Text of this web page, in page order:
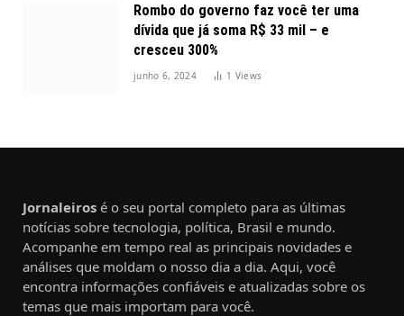
Rombo do governo faz você ter uma
dívida que já soma R$ 33 mil – e
cresceu 300%
junho 6, 2024 1 Views
Jornaleiros é o seu portal completo para as últimas
notícias sobre tecnologia, política, Brasil e mundo.
Acompanhe em tempo real as principais novidades e
análises que moldam o nosso dia a dia. Aqui, você
encontra informações confiáveis e atualizadas sobre os
temas que mais importam para você.